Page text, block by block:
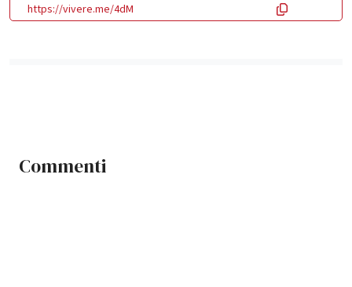
https://vivere.me/4dM
Commenti